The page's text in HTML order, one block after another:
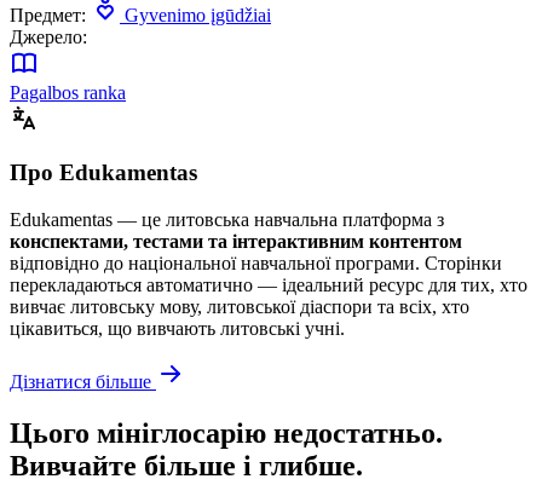
Предмет:
Gyvenimo įgūdžiai
Джерело:
Pagalbos ranka
Про Edukamentas
Edukamentas — це литовська навчальна платформа з
конспектами, тестами та інтерактивним контентом
відповідно до національної навчальної програми. Сторінки
перекладаються автоматично — ідеальний ресурс для тих, хто
вивчає литовську мову, литовської діаспори та всіх, хто
цікавиться, що вивчають литовські учні.
Дізнатися більше
Цього мініглосарію недостатньо.
Вивчайте більше і глибше.